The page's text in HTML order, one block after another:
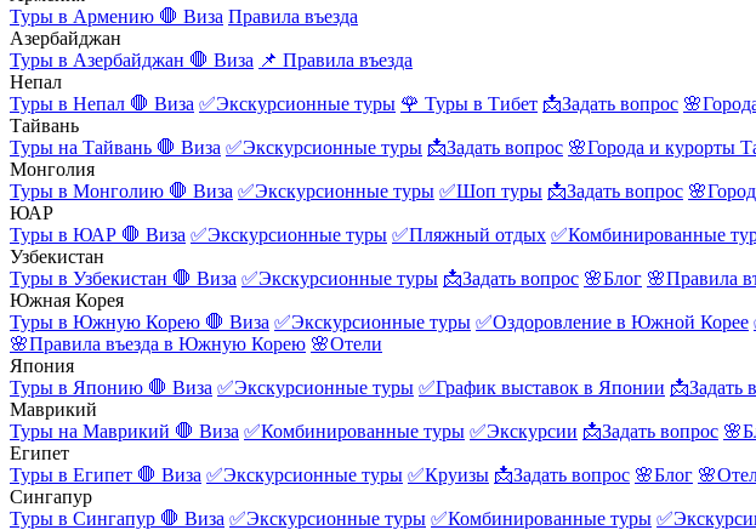
Туры в Армению 🛑 Виза Правила въезда
Азербайджан
Туры в Азербайджан 🛑 Виза 📌 Правила въезда
Непал
Туры в Непал 🛑 Виза ✅Экскурсионные туры 🌹 Туры в Тибет 📩Задать вопрос
Тайвань
Туры на Тайвань 🛑 Виза ✅Экскурсионные туры 📩Задать вопрос 🌸Города и курорты
Монголия
Туры в Монголию 🛑 Виза ✅Экскурсионные туры ✅Шоп туры 📩Задать вопрос
ЮАР
Туры в ЮАР 🛑 Виза ✅Экскурсионные туры ✅Пляжный отдых ✅Комбинированные
Узбекистан
Туры в Узбекистан 🛑 Виза ✅Экскурсионные туры 📩Задать вопрос 🌸Блог 🌸Правила
Южная Корея
Туры в Южную Корею 🛑 Виза ✅Экскурсионные туры ✅Оздоровление в Южной Корее
🌸Правила въезда в Южную Корею 🌸Отели
Япония
Туры в Японию 🛑 Виза ✅Экскурсионные туры ✅График выставок в Японии 📩Задать
Маврикий
Туры на Маврикий 🛑 Виза ✅Комбинированные туры ✅Экскурсии 📩Задать вопрос
Египет
Туры в Египет 🛑 Виза ✅Экскурсионные туры ✅Круизы 📩Задать вопрос 🌸Блог
Сингапур
Туры в Сингапур 🛑 Виза ✅Экскурсионные туры ✅Комбинированные туры